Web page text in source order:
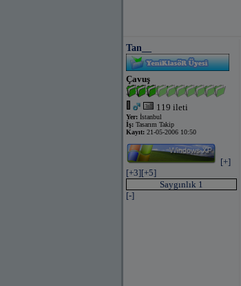
Tan__
Çavuş
119 ileti
Yer: İstanbul
İş: Tasarım Takip
Kayıt: 21-05-2006 10:50
[+]
[+3][+5]
Saygınlık 1
[-]